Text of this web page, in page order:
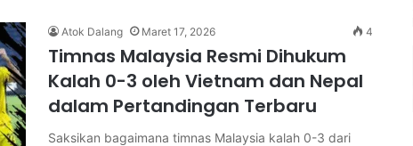
Atok Dalang Maret 17, 2026 4
Timnas Malaysia Resmi Dihukum
Kalah 0-3 oleh Vietnam dan Nepal
dalam Pertandingan Terbaru
Saksikan bagaimana timnas Malaysia kalah 0-3 dari